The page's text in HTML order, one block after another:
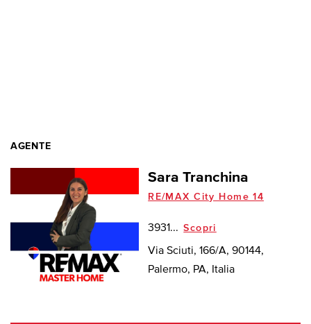
AGENTE
Sara Tranchina
RE/MAX City Home 14
3931... Scopri
Via Sciuti, 166/A, 90144,
Palermo, PA, Italia